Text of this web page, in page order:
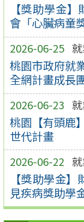
【獎助學金
會「心臟病童
2026-06-25
桃園市政府就
全網計畫成長
2026-06-23
桃園【有頭鹿
世代計畫
2026-06-22
【獎助學金
見疾病獎助學